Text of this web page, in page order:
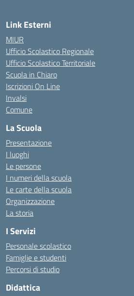
Link Esterni
MIUR
Ufficio Scolastico Regionale
Ufficio Scolastico Territoriale
Scuola in Chiaro
Iscrizioni On Line
Invalsi
Comune
La Scuola
Presentazione
I luoghi
Le persone
I numeri della scuola
Le carte della scuola
Organizzazione
La storia
I Servizi
Personale scolastico
Famiglie e studenti
Percorsi di studio
Didattica